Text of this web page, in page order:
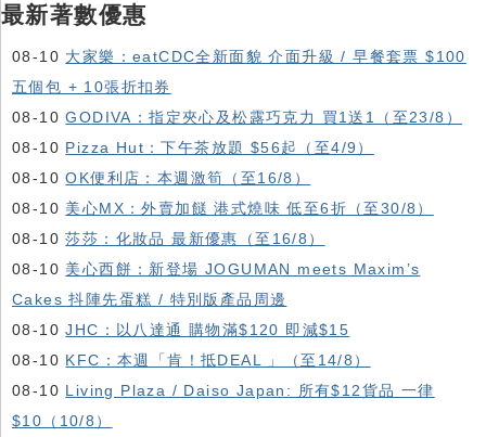
最新著數優惠
08-10 大家樂：eatCDC全新面貌 介面升級 / 早餐套票 $100
五個包 + 10張折扣券
08-10GODIVA：指定夾心及松露巧克力 買1送1（至23/8）
08-10 Pizza Hut：下午茶放題 $56起（至4/9）
08-10OK便利店：本週激筍（至16/8）
08-10 美心MX：外賣加餸 港式燒味 低至6折（至30/8）
08-10莎莎：化妝品 最新優惠（至16/8）
08-10 美心西餅：新登場 JOGUMAN meets Maxim’s
Cakes 抖陣先蛋糕 / 特別版產品周邊
08-10JHC：以八達通 購物滿$120 即減$15
08-10 KFC ：本週「肯！抵DEAL 」（至14/8）
08-10 Living Plaza / Daiso Japan: 所有$12貨品 一律
$10（10/8）